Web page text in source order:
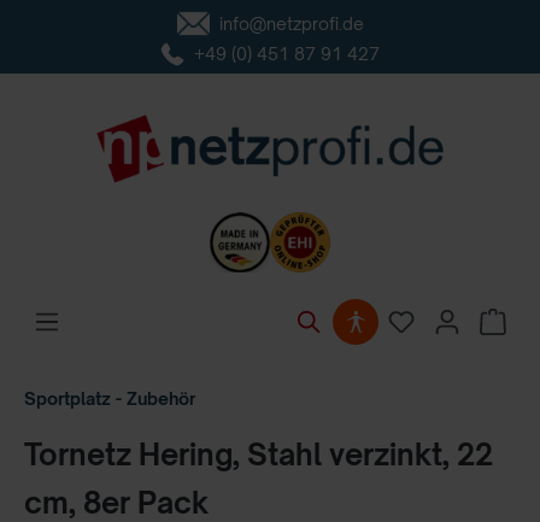
info@netzprofi.de
+49 (0) 451 87 91 427
Sportplatz - Zubehör
Tornetz Hering, Stahl verzinkt, 22
cm, 8er Pack